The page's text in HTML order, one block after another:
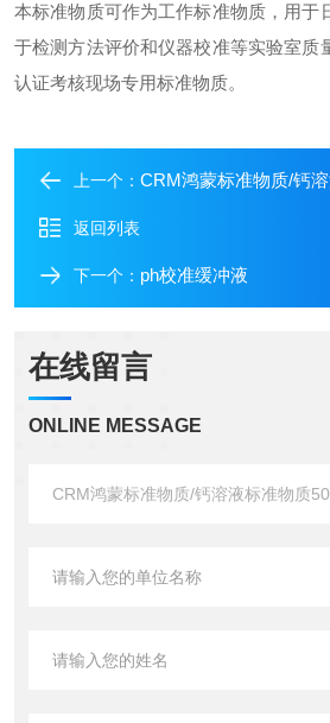
本标准物质可作为工作标准物质，用于
于检测方法评价和仪器校准等实验室质
认证考核现场专用标准物质。
上一个： CRM鸿蒙标准物质/钙溶液标
返回列表
下一个： ph校准缓冲液
在线留言
ONLINE MESSAGE